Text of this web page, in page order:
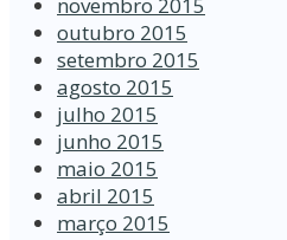
novembro 2015
outubro 2015
setembro 2015
agosto 2015
julho 2015
junho 2015
maio 2015
abril 2015
março 2015